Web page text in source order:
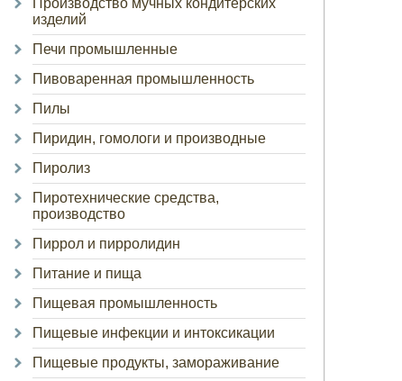
Производство мучных кондитерских
изделий
Печи промышленные
Пивоваренная промышленность
Пилы
Пиридин, гомологи и производные
Пиролиз
Пиротехнические средства,
производство
Пиррол и пирролидин
Питание и пища
Пищевая промышленность
Пищевые инфекции и интоксикации
Пищевые продукты, замораживание